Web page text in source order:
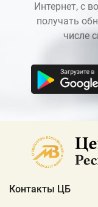
Интернет, с
получать
числе
Контакты ЦБ